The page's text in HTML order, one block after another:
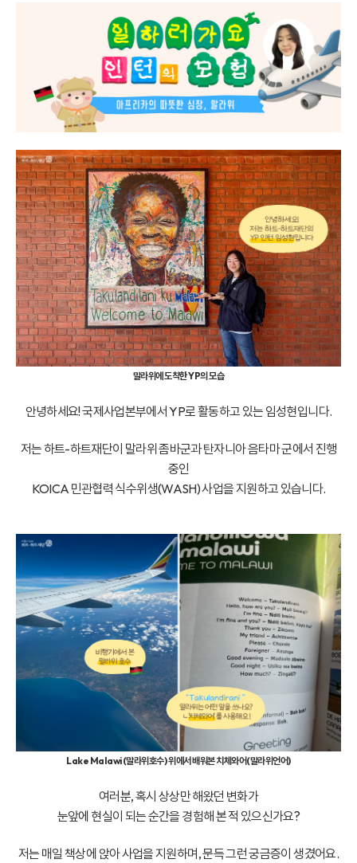
말라위에 도착한 YP의 모습
안녕하세요! 국제사업본부에서 YP로 활동하고 있는 임성현입니다.
저는 하트-하트재단이 말라위 좀바군과 탄자니아 음타마 군에서 진행
중인
KOICA 민관협력 식수위생(WASH) 사업을 지원하고 있습니다.
Lake Malawi(말라위호수) 위에서 배워본 치체와어(말라위언어)
여러분, 혹시 상상만 해왔던 변화가
눈앞에 현실이 되는 순간을 경험해 본 적 있으신가요?
저는 매일 책상에 앉아 사업을 지원하며, 문득 그런 궁금증이 생겼어요.